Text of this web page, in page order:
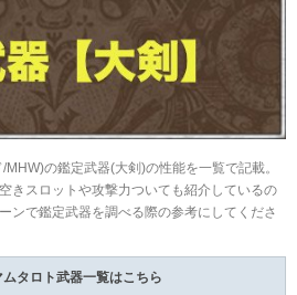
の鑑定武器(大剣)の性能を一覧で記載。
きスロットや攻撃力ついても紹介しているの
ンで鑑定武器を調べる際の参考にしてくださ
ムタロト武器一覧はこちら